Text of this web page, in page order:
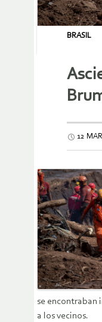
BRASIL
12
se encontraban
a los vecinos.